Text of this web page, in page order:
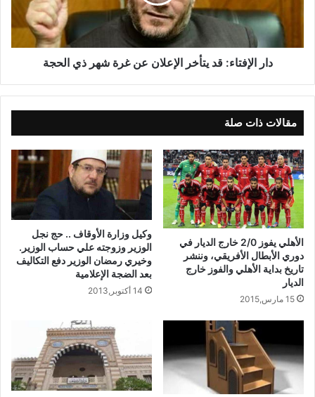
دار الإفتاء: قد يتأخر الإعلان عن غرة شهر ذي الحجة
مقالات ذات صلة
الأهلي يفوز 2/0 خارج الديار في
دوري الأبطال الأفريقي، وننشر
تاريخ بداية الأهلي والفوز خارج
الديار
15 مارس,2015
وكيل وزارة الأوقاف .. حج نجل
الوزير وزوجته علي حساب الوزير.
وخيري رمضان الوزير دفع التكاليف
بعد الضجة الإعلامية
14 أكتوبر,2013